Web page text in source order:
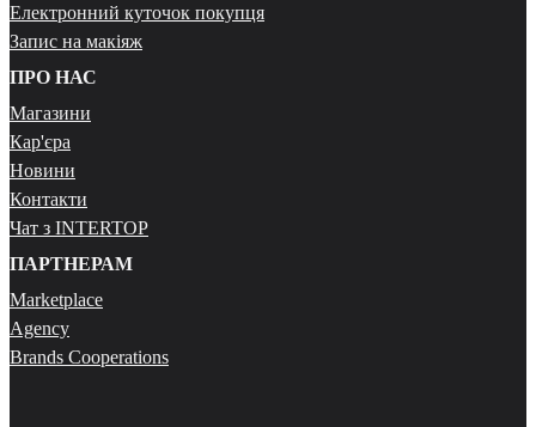
Електронний куточок покупця
Запис на макіяж
ПРО НАС
Магазини
Кар'єра
Новини
Контакти
Чат з INTERTOP
ПАРТНЕРАМ
Marketplace
Agency
Brands Cooperations